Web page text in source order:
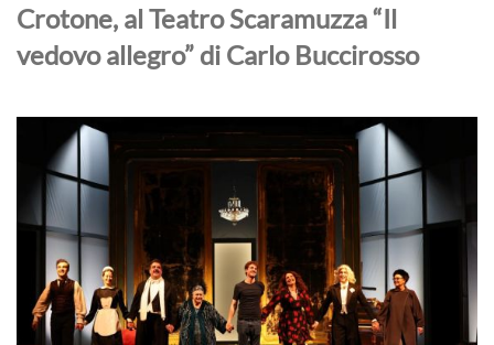
Crotone, al Teatro Scaramuzza “Il
vedovo allegro” di Carlo Buccirosso